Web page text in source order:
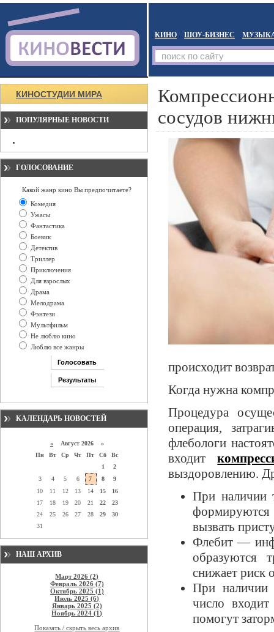
КИНО ШОУ-БИЗНЕС
КИНОСТУДИИ МИРА
ПОПУЛЯРНЫЕ НОВОСТИ
ГОЛОСОВАНИЕ
Какой жанр кино Вы предпочитаете?
Комедия
Ужасы
Фантастика
Боевик
Детектив
Триллер
Приключения
Для взрослых
Драма
Мелодрама
Фэнтези
Мультфильм
Не люблю кино
Люблю все жанры
КАЛЕНДАРЬ НОВОСТЕЙ
« Август 2026 »
Пн
Вт Ср Чт Пт Сб
Вс
1
2
3
4 5 6 7 8
9
10
11 12 13 14 15
16
17
18 19 20 21 22
23
24
25 26 27 28 29
30
31
НАШ АРХИВ
Март 2026 (2)
Февраль 2026 (7)
Октябрь 2025 (1)
Июль 2025 (6)
Январь 2025 (2)
Ноябрь 2024 (1)
Показать / скрыть весь архив
сосудов
происходит
Когда нужна
Процедура
операция,
флебологи
входит
выздоровлению.
При наличии
формируются
вызвать
Флебит —
образуются
снижает риск
При наличии
число
помогут